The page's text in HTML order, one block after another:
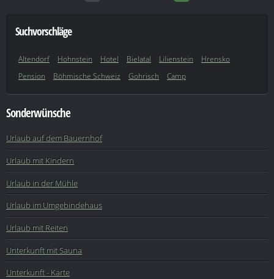
Suchvorschläge
Altendorf Hohnstein Hotel Bielatal Lilienstein
Hrensko
Pension
Böhmische Schweiz Gohrisch Camp
Sonderwünsche
Urlaub auf dem Bauernhof
Urlaub mit Kindern
Urlaub in der Mühle
Urlaub im Umgebindehaus
Urlaub mit Reiten
Unterkunft mit Sauna
Unterkunft - Karte